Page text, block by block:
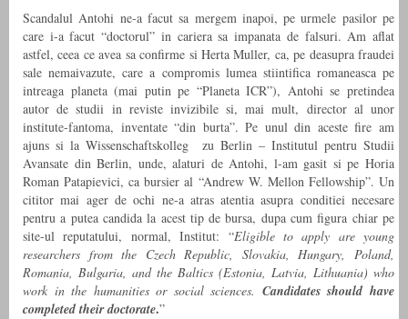
Scandalul Antohi ne-a facut sa mergem inapoi, pe urmele pasilor pe
care i-a facut “doctorul” in cariera sa impanata de falsuri. Am aflat
astfel, ceea ce avea sa confirme si Herta Muller, ca, pe deasupra fraudei
sale nemaivazute, care a compromis lumea stiintifica romaneasca pe
intreaga planeta (mai putin pe “Planeta ICR”), Antohi se pretindea
autor de studii in reviste invizibile si, mai mult, director al unor
institute-fantoma, inventate “din burta”. Pe unul din aceste fire am
ajuns si la Wissenschaftskolleg zu Berlin – Institutul pentru Studii
Avansate din Berlin, unde, alaturi de Antohi, l-am gasit si pe Horia
Roman Patapievici, ca bursier al “Andrew W. Mellon Fellowship”. Un
cititor mai ager de ochi ne-a atras atentia asupra conditiei necesare
pentru a putea candida la acest tip de bursa, dupa cum figura chiar pe
site-ul reputatului, normal, Institut: “Eligible to apply are young
researchers from the Czech Republic, Slovakia, Hungary, Poland,
Romania, Bulgaria, and the Baltics (Estonia, Latvia, Lithuania) who
work in the humanities or social sciences. Candidates should have
completed their doctorate.”